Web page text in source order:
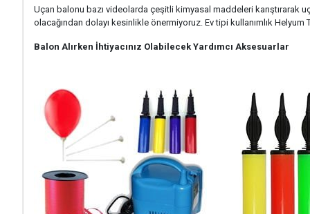
Uçan balonu bazı videolarda çeşitli kimyasal maddeleri karıştırarak
olacağından dolayı kesinlikle önermiyoruz. Ev tipi kullanımlık
Balon Alırken İhtiyacınız Olabilecek Yardımcı Aksesuarlar